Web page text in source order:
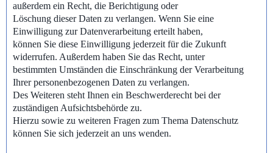
außerdem ein Recht, die Berichtigung oder
Löschung dieser Daten zu verlangen. Wenn Sie eine
Einwilligung zur Datenverarbeitung erteilt haben,
können Sie diese Einwilligung jederzeit für die Zukunft
widerrufen. Außerdem haben Sie das Recht, unter
bestimmten Umständen die Einschränkung der Verarbeitung
Ihrer personenbezogenen Daten zu verlangen.
Des Weiteren steht Ihnen ein Beschwerderecht bei der
zuständigen Aufsichtsbehörde zu.
Hierzu sowie zu weiteren Fragen zum Thema Datenschutz
können Sie sich jederzeit an uns wenden.